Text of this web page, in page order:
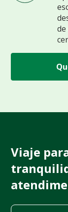
Viaje